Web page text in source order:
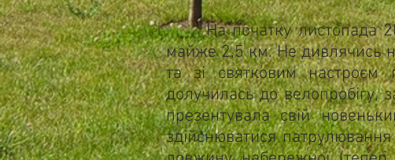
На початку листопада
майже 2,5 км. Не дивлячись
та зі святковим настроєм
долучилась до велопробігу,
презентувала свій
здійснюватися